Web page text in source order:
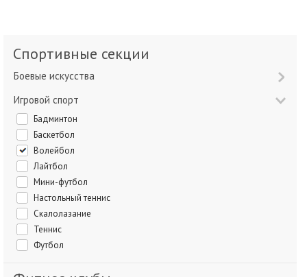
Спортивные секции
Боевые искусства
Игровой спорт
Бадминтон
Баскетбол
Волейбол
Лайтбол
Мини-футбол
Настольный теннис
Скалолазание
Теннис
Футбол